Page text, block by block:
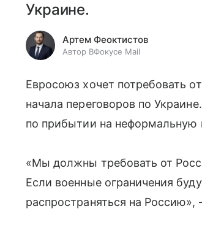
Украине.
Артем Феоктистов
Автор ВФокусе Mail
Евросоюз хочет потребовать
начала переговоров по
по прибытии на
«Мы должны требовать от
Если военные ограничения
распространяться на